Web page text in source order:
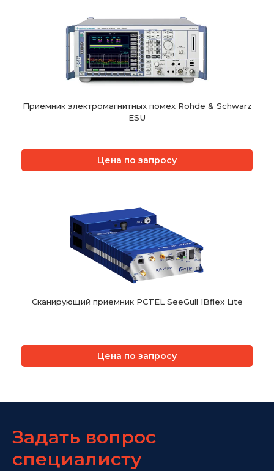
Приемник электромагнитных помех Rohde & Schwarz
ESU
Цена по запросу
Сканирующий приемник PCTEL SeeGull IBflex Lite
Цена по запросу
Задать вопрос
специалисту